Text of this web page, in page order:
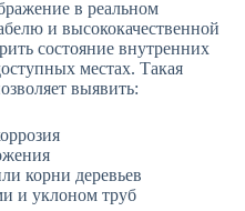
в реальном
и высококачественной
состояние внутренних
местах. Такая
выявить:
корни деревьев
и уклоном труб